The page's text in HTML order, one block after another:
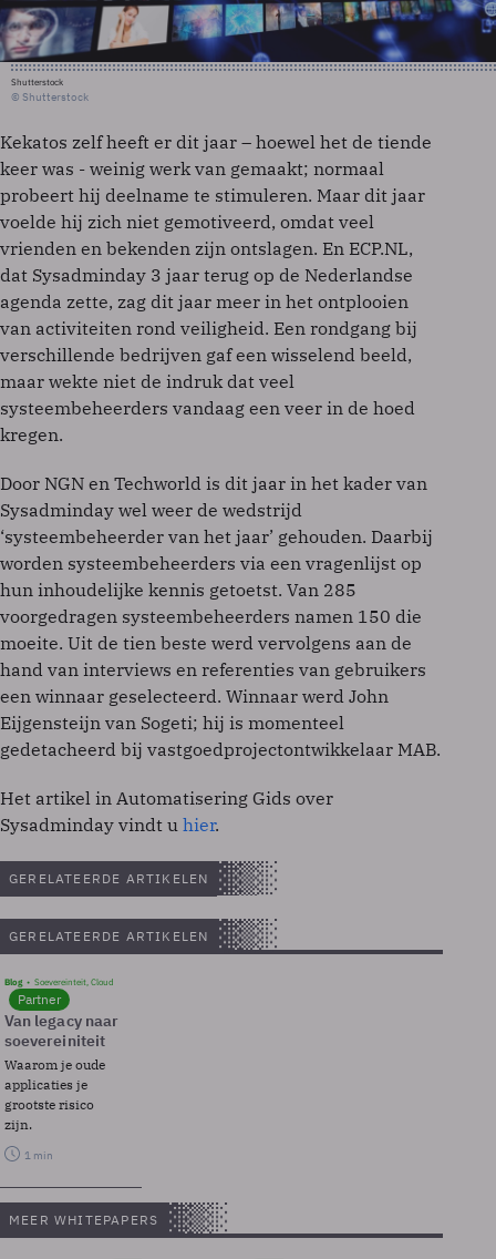
Shutterstock
© Shutterstock
Kekatos zelf heeft er dit jaar – hoewel het de tiende
keer was - weinig werk van gemaakt; normaal
probeert hij deelname te stimuleren. Maar dit jaar
voelde hij zich niet gemotiveerd, omdat veel
vrienden en bekenden zijn ontslagen. En ECP.NL,
dat Sysadminday 3 jaar terug op de Nederlandse
agenda zette, zag dit jaar meer in het ontplooien
van activiteiten rond veiligheid. Een rondgang bij
verschillende bedrijven gaf een wisselend beeld,
maar wekte niet de indruk dat veel
systeembeheerders vandaag een veer in de hoed
kregen.
Door NGN en Techworld is dit jaar in het kader van
Sysadminday wel weer de wedstrijd
‘systeembeheerder van het jaar’ gehouden. Daarbij
worden systeembeheerders via een vragenlijst op
hun inhoudelijke kennis getoetst. Van 285
voorgedragen systeembeheerders namen 150 die
moeite. Uit de tien beste werd vervolgens aan de
hand van interviews en referenties van gebruikers
een winnaar geselecteerd. Winnaar werd John
Eijgensteijn van Sogeti; hij is momenteel
gedetacheerd bij vastgoedprojectontwikkelaar MAB.
Het artikel in Automatisering Gids over
Sysadminday vindt u hier.
GERELATEERDE ARTIKELEN
GERELATEERDE ARTIKELEN
Blog Soevereinteit, Cloud
Partner
Van legacy naar
soevereiniteit
Waarom je oude
applicaties je
grootste risico
zijn.
1 min
MEER WHITEPAPERS